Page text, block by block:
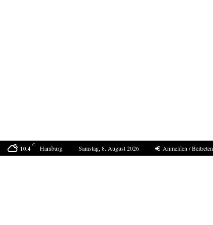
10.4 C Hamburg Samstag, 8. August 2026 Anmelden / Beitreten
Bestell-Scam – eine neue Masche